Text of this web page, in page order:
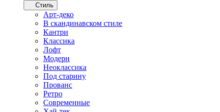
Стиль
Арт-деко
В скандинавском стиле
Кантри
Классика
Лофт
Модерн
Неоклассика
Под старину
Прованс
Ретро
Современные